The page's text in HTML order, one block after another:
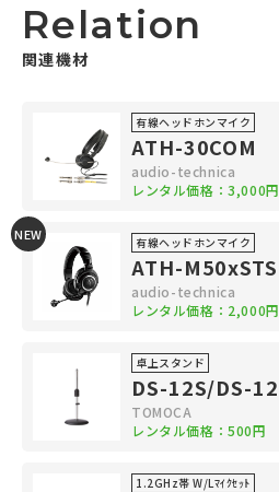
Relation
関連機材
有線ヘッドホンマイク
ATH-30COM
audio-technica
レンタル価格：3,000円
NEW 有線ヘッドホンマイク
ATH-M50xSTS
audio-technica
レンタル価格：2,000円
卓上スタンド
DS-12S/DS-12
TOMOCA
レンタル価格：500円
1.2GHz帯 W/Lﾏｲｸｾｯﾄ